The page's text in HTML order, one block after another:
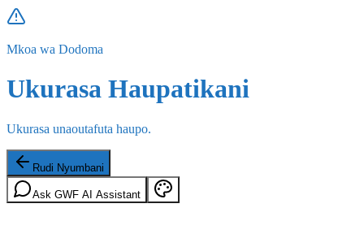
Mkoa wa Dodoma
Ukurasa Haupatikani
Ukurasa unaoutafuta haupo.
Rudi Nyumbani
Ask GWF AI Assistant